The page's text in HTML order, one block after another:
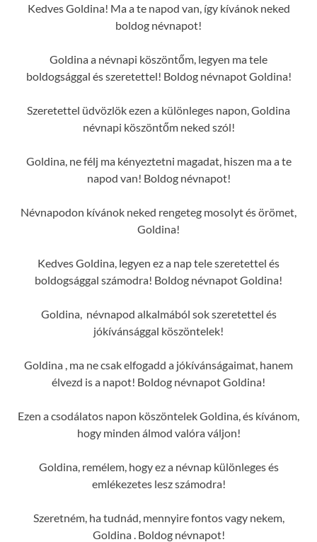
Kedves Goldina! Ma a te napod van, így kívánok neked
boldog névnapot!
Goldina a névnapi köszöntőm, legyen ma tele
boldogsággal és szeretettel! Boldog névnapot Goldina!
Szeretettel üdvözlök ezen a különleges napon, Goldina
névnapi köszöntőm neked szól!
Goldina, ne félj ma kényeztetni magadat, hiszen ma a te
napod van! Boldog névnapot!
Névnapodon kívánok neked rengeteg mosolyt és örömet,
Goldina!
Kedves Goldina, legyen ez a nap tele szeretettel és
boldogsággal számodra! Boldog névnapot Goldina!
Goldina, névnapod alkalmából sok szeretettel és
jókívánsággal köszöntelek!
Goldina , ma ne csak elfogadd a jókívánságaimat, hanem
élvezd is a napot! Boldog névnapot Goldina!
Ezen a csodálatos napon köszöntelek Goldina, és kívánom,
hogy minden álmod valóra váljon!
Goldina, remélem, hogy ez a névnap különleges és
emlékezetes lesz számodra!
Szeretném, ha tudnád, mennyire fontos vagy nekem,
Goldina . Boldog névnapot!